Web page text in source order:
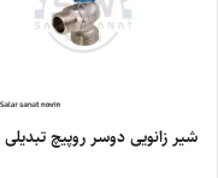
شیر زانویی دوسر روپیچ تبدیلی